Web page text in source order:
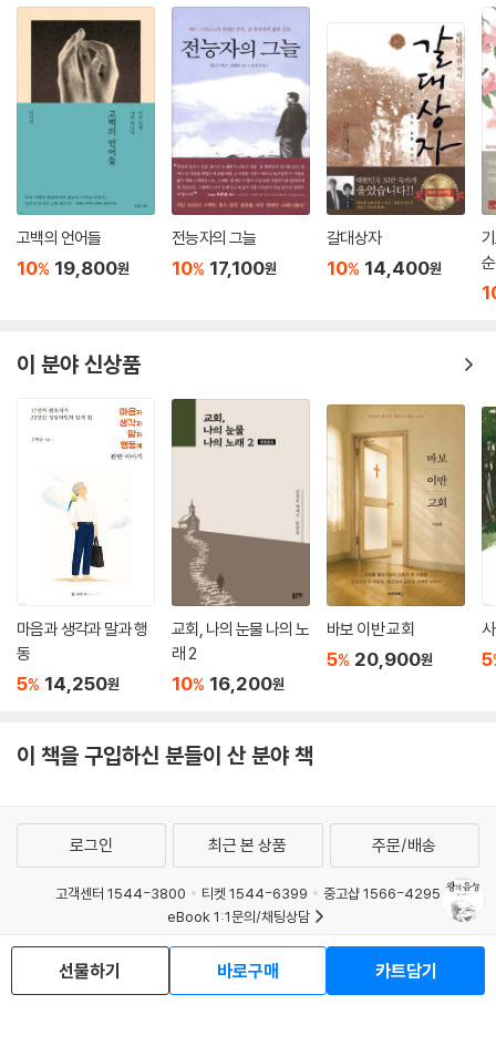
들은 성경과 율법의 전문가들이다). 그들에게 하나님의 말씀에 그리스도
가 어디서 나실 거라고 하셨는지 물었다. 헤롯은 하나님의 말씀으로 시작
했다. 서기관들은 하나님의 말씀을 살폈다. 그리고 기록된 말씀, 미가서 5
장 2절인 ?“베들레헴 에브라다야, 너는 유다 족속 중에 작을지라도 이스라
엘을 다스릴 자가 네게서 내게로 나올 것이라”를 통해 하나님의 뜻을 알았
다. 그리고 박사들을 교정시켜주었다. 예루살렘이 아니라 베들레헴으로 가
야 한다고. 박사들은 하나님의 말씀을 통해 그분의 음성을 듣고 예루살렘
에서 베들레헴으로 향했다.
다. 그들은 그 별을 보고 크게 기뻐했다. 하나님의 인도하심을 따라 행하다
드디어 이들은 아기 예수를 만나 경배를 드렸다. 이들 인생의 가장 큰 축복
을 통해 고국으로 돌아갔다. 헤롯의 말대로 그에게 알리고자 다시 예루살
렘으로 가지 않았다.
여기서 흥미로운 건 동방박사들이 ‘어떻게 하나님의 음성을 듣고 행하였는
가’이다. 하나님께서 처음에는 이들에게 별을 통해 말씀하셨다. 그런데 이
들은 긴 여행을 마치고 베들레헴으로 가야 할 마지막 순간에 실수를 했다.
자기들의 생각과 추측과 짐작으로 하나님의 뜻을 놓쳤다. 그러나 감사하게
도 하나님의 기록된 말씀을 통해 이들이 하나님의 음성을 듣고 올바르게
가게 되었다. 그리고 가는 도중에 그 별을 다시 만나 인도함을 받았다.
아기 예수를 만났을 때 이들은 깨달은 바가 많았을 것이다. 자신들의 추측
도는 유대인의 왕이 아니라 온 세상의 왕인 점 등. 그리고 비록 실수했으나
하나님의 말씀을 통해 그분의 음성을 듣고 순종하는 삶은 정말 귀하다. 박
사들은 말씀을 통해 주의 음성을 듣고 순종함으로 예수 그리스도를 만나는
영광, 그분께 경배드리는 특권을 가졌다. 그러나 말씀을 전공하는 서기관
들은 이를 누리지 못했다.
나는 어릴 때부터 예수님을 믿고 따랐고, 성경을 읽고 기도하기를 좋아했
고백의 언어들
10% 19,800원
전능자의 그늘
10% 17,100원
갈대상자
10% 14,400원
이 분야 신상품
마음과 생각과 말과 행
동
5% 14,250원
교회, 나의 눈물 나의 노
래 2
10% 16,200원
바보 이반 교회
5% 20,900원 5
이 책을 구입하신 분들이 산 분야 책
선물하기 바로구매 카트담기
로그인 최근 본 상품 주문/배송
고객센터 1544-3800 티켓 1544-6399
중고샵 1566-4295
eBook 1:1문의/채팅상담
예스이십사(주) 사업자 정보
이용약관
개인정보처리방침
청소년보호정책